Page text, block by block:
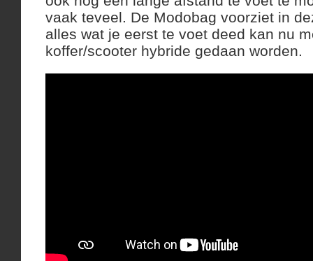
vaak teveel. De Modobag voorziet in
alles wat je eerst te voet deed kan nu
koffer/scooter hybride gedaan worden.